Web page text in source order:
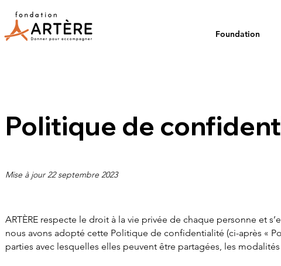
Foundation
Politique de
Mise à jour 22 septembre 2023
ARTÈRE respecte le droit à la vie privée de chaque personne et
nous avons adopté cette Politique de confidentialité (ci-après «
parties avec lesquelles elles peuvent être partagées, les